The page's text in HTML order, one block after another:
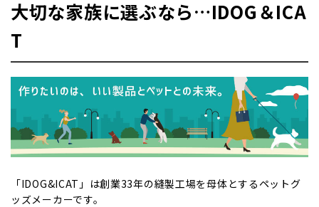
大切な家族に選ぶなら…IDOG＆ICA
T
「IDOG&ICAT」は創業33年の縫製工場を母体とするペットグ
ッズメーカーです。